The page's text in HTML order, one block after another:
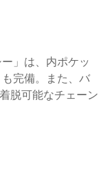
」は、内ポケッ
完備。また、バ
脱可能なチェーン